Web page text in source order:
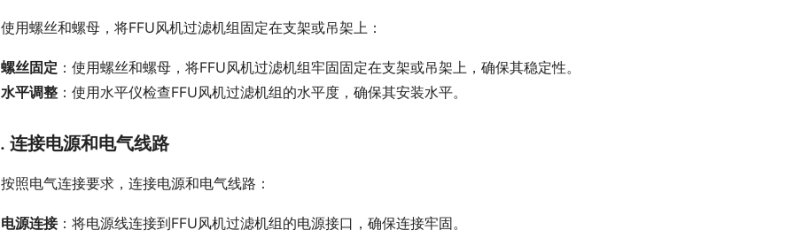
使用螺丝和螺母，将FFU风机过滤机组固定在支架或吊架上：
螺丝固定 ：使用螺丝和螺母，将FFU风机过滤机组牢固固定在支架或吊架上，确保其稳定性。
水平调整 ：使用水平仪检查FFU风机过滤机组的水平度，确保其安装水平。
连接电源和电气线路
按照电气连接要求，连接电源和电气线路：
电源连接：将电源线连接到FFU风机过滤机组的电源接口，确保连接牢固。